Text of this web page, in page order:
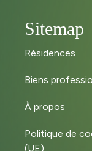
Sitemap
Résidences
Biens
À propos
Politique de
(UE)